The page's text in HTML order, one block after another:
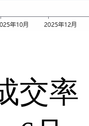
交率